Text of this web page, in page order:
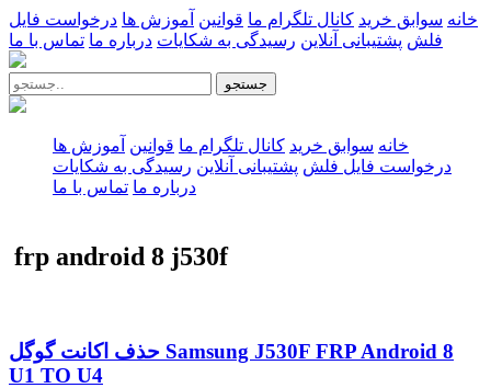
خانه سوابق خرید کانال تلگرام ما قوانین آموزش ها درخواست فایل
فلش پشتیبانی آنلاین رسیدگی به شکایات درباره ما تماس با ما
جستجو
خانه سوابق خرید کانال تلگرام ما قوانین آموزش ها
درخواست فایل فلش پشتیبانی آنلاین رسیدگی به شکایات
درباره ما تماس با ما
frp android 8 j530f
حذف اکانت گوگل Samsung J530F FRP Android 8
U1 TO U4